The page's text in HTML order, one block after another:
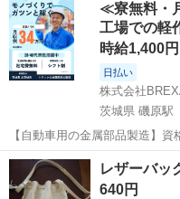
≪寮無料・
工場での軽
時給1,400円
日払い
株式会社
茨城県 磯原駅
【自動車用の金属部品製造】
費会社負担／正社員登用のチャ
勤OK《茨城県茨城市》 人気の工場のお仕事 ◇トラックの金属部品の
製造◇ ★トラックの金属...
茨城 北茨城市 磯原駅
レザーバッ
640円